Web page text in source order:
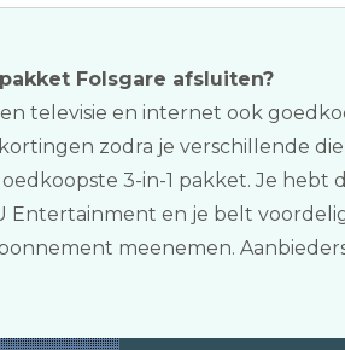
Folsgare afsluiten?
televisie en internet ook
zodra je verschillende
3-in-1 pakket. Je
Entertainment en je belt
meenemen.